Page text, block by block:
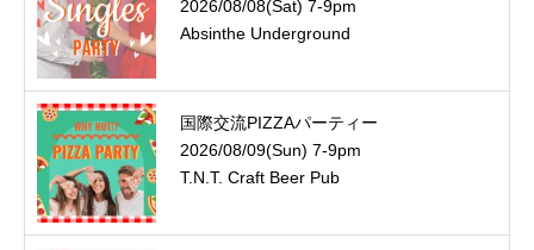
2026/08/08(Sat) 7-9pm
Absinthe Underground
国際交流PIZZAパーティー
2026/08/09(Sun) 7-9pm
T.N.T. Craft Beer Pub